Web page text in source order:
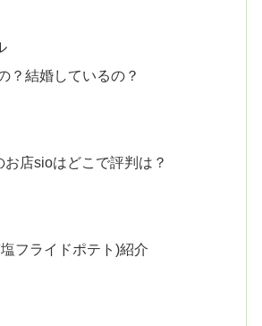
？結婚しているの？
店sioはどこで評判は？
フライドポテト)紹介